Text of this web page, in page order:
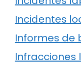
Incidentes
Informes de
Infracciones